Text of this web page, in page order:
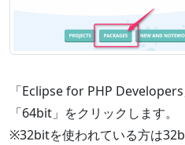
「Eclipse for PHP
「64bit」をクリックします。
※32bitを使われている方は